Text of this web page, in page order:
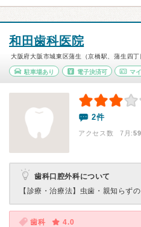
和田歯科医院
大阪府大阪市城東区蒲生（京橋駅、蒲生四丁
駐車場あり 電子決済可 マ
2件
アクセス数 7月:59
歯科口腔外科について
【診療・治療法】 虫歯・親知らず
歯科
4.0